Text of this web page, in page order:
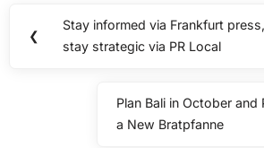
navigation
❮
Previous
Post:
Stay informed via Frankfurt press,
stay strategic via PR Local
Next
Post:
Plan Bali in October and
a New Bratpfanne